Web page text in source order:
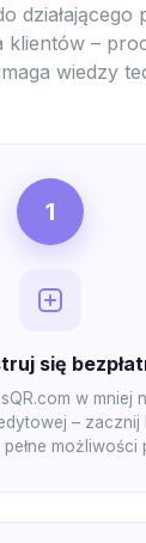
działającego
klientów –
wiedzy
1
się
w mniej
– zacznij
możliwości